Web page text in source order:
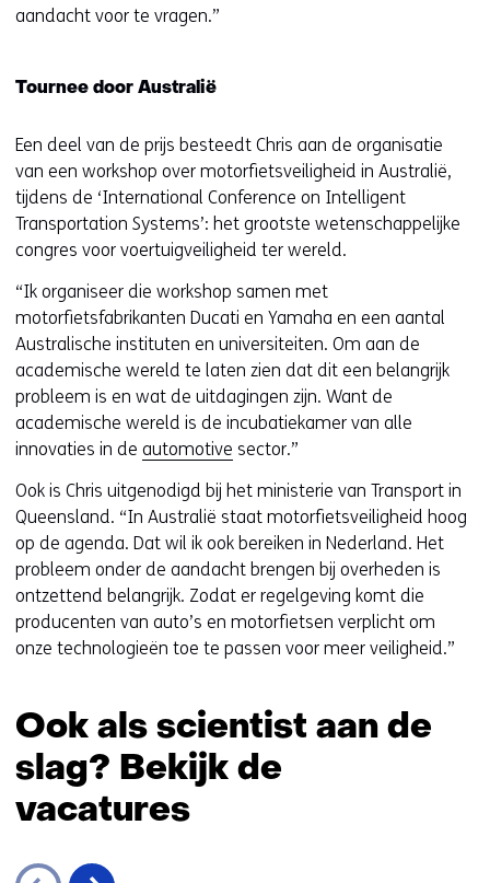
aandacht voor te vragen.”
Tournee door Australië
Een deel van de prijs besteedt Chris aan de organisatie
van een workshop over motorfietsveiligheid in Australië,
tijdens de ‘International Conference on Intelligent
Transportation Systems’: het grootste wetenschappelijke
congres voor voertuigveiligheid ter wereld.
“Ik organiseer die workshop samen met
motorfietsfabrikanten Ducati en Yamaha en een aantal
Australische instituten en universiteiten. Om aan de
academische wereld te laten zien dat dit een belangrijk
probleem is en wat de uitdagingen zijn. Want de
academische wereld is de incubatiekamer van alle
innovaties in de automotive sector.”
Ook is Chris uitgenodigd bij het ministerie van Transport in
Queensland. “In Australië staat motorfietsveiligheid hoog
op de agenda. Dat wil ik ook bereiken in Nederland. Het
probleem onder de aandacht brengen bij overheden is
ontzettend belangrijk. Zodat er regelgeving komt die
producenten van auto’s en motorfietsen verplicht om
onze technologieën toe te passen voor meer veiligheid.”
Ook als scientist aan de
slag? Bekijk de
vacatures